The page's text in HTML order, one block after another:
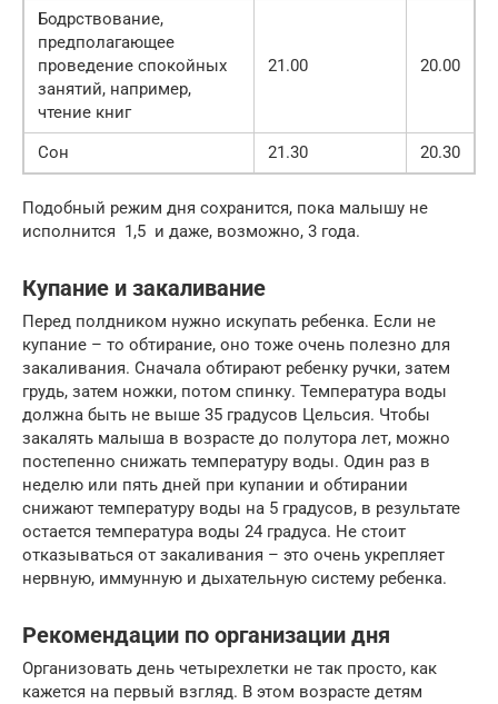
Бодрствование,
предполагающее
проведение спокойных
занятий, например,
чтение книг
21.00 20.00
Сон 21.30 20.30
Подобный режим дня сохранится, пока малышу не
исполнится 1,5 и даже, возможно, 3 года.
Купание и закаливание
Перед полдником нужно искупать ребенка. Если не
купание – то обтирание, оно тоже очень полезно для
закаливания. Сначала обтирают ребенку ручки, затем
грудь, затем ножки, потом спинку. Температура воды
должна быть не выше 35 градусов Цельсия. Чтобы
закалять малыша в возрасте до полутора лет, можно
постепенно снижать температуру воды. Один раз в
неделю или пять дней при купании и обтирании
снижают температуру воды на 5 градусов, в результате
остается температура воды 24 градуса. Не стоит
отказываться от закаливания – это очень укрепляет
нервную, иммунную и дыхательную систему ребенка.
Рекомендации по организации дня
Организовать день четырехлетки не так просто, как
кажется на первый взгляд. В этом возрасте детям